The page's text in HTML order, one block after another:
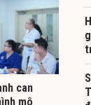
can
mô